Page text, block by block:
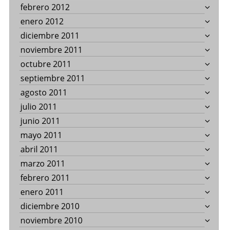
febrero 2012
enero 2012
diciembre 2011
noviembre 2011
octubre 2011
septiembre 2011
agosto 2011
julio 2011
junio 2011
mayo 2011
abril 2011
marzo 2011
febrero 2011
enero 2011
diciembre 2010
noviembre 2010